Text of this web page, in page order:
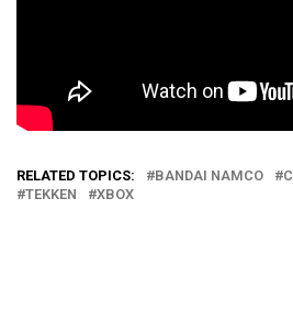
RELATED TOPICS: BANDAI NAMCO
TEKKEN
XBOX